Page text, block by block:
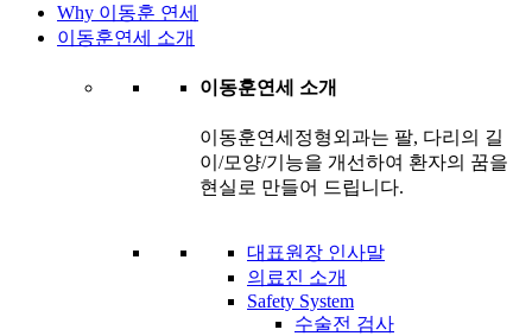
Why 이동훈 연세
이동훈연세 소개
이동훈연세 소개
이동훈연세정형외과는 팔, 다리의 길
이/모양/기능을 개선하여 환자의 꿈을
현실로 만들어 드립니다.
대표원장 인사말
의료진 소개
Safety System
수술전 검사